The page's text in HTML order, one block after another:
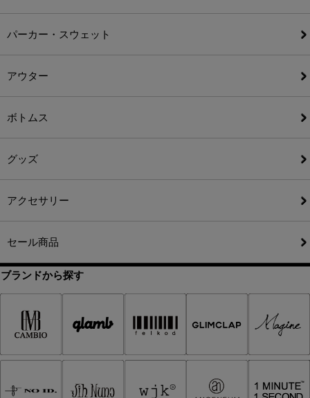
パーカー・スウェット
アウター
ボトムス
グッズ
アクセサリー
セール商品
ブランドから探す